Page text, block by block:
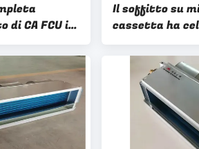
CA FCU in
per
Il soffitto su
cassetta ha
di FCU in
d'aria